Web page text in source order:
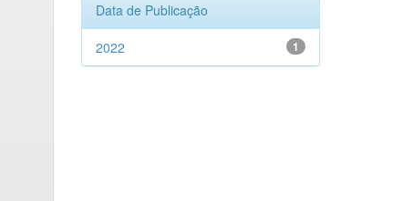
Data de Publicação
1
2022